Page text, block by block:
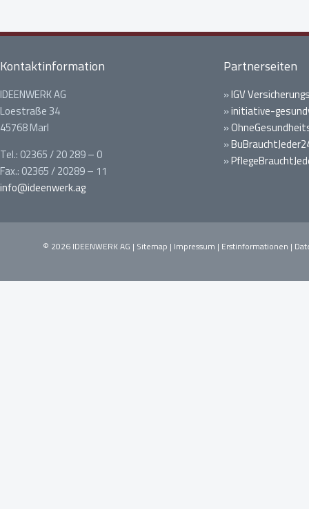
Kontaktinformation
IDEENWERK AG
Loestraße 34
45768 Marl
Tel.: 02365 / 20 289 – 0
Fax.: 02365 / 20289 – 11
info@ideenwerk.ag
Partnerseiten
»IGV
»initiative-
»
»
»
© 2026 IDEENWERK AG | Sitemap | Impressum | Erstinformationen |